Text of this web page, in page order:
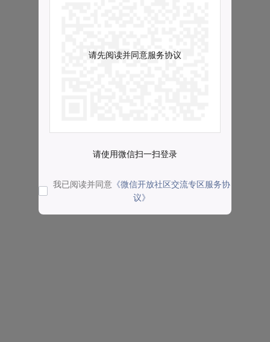
请先阅读并同意服务协议
请使用微信扫一扫登录
我已阅读并同意 《微信开放社区交流专区服务协
议》